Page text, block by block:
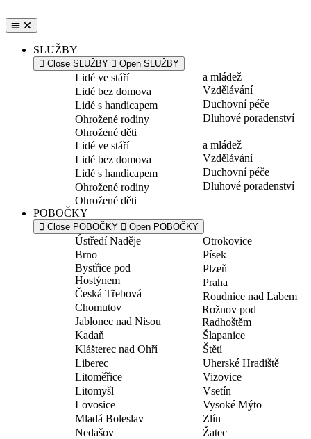
k
obsahu
SLUŽBY
Close SLUŽBY Open SLUŽBY
Lidé ve stáří
Lidé bez domova
Lidé s handicapem
Ohrožené rodiny
Ohrožené děti
a mládež
Vzdělávání
Duchovní péče
Dluhové poradenství
Lidé ve stáří
Lidé bez domova
Lidé s handicapem
Ohrožené rodiny
Ohrožené děti
a mládež
Vzdělávání
Duchovní péče
Dluhové poradenství
POBOČKY
Close POBOČKY Open POBOČKY
Ústředí Naděje
Brno
Bystřice pod
Hostýnem
Česká Třebová
Chomutov
Jablonec nad Nisou
Kadaň
Klášterec nad Ohří
Liberec
Litoměřice
Litomyšl
Lovosice
Mladá Boleslav
Nedašov
Otrokovice
Písek
Plzeň
Praha
Roudnice nad Labem
Rožnov pod
Radhoštěm
Šlapanice
Štětí
Uherské Hradiště
Vizovice
Vsetín
Vysoké Mýto
Zlín
Žatec